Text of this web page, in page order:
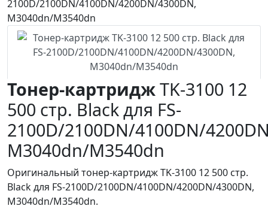
Тонер-картриджTK-3100 12
500 стр. Black для FS-
2100D/2100DN/4100DN/
M3040dn/M3540dn
Оригинальный тонер-картридж TK-3100 12 500 стр.
Black для FS-2100D/2100DN/4100DN/4200DN/4300DN,
M3040dn/M3540dn.